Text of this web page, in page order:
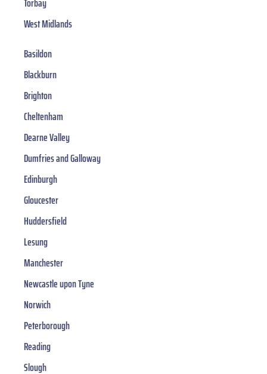
West Midlands
Basildon
Blackburn
Brighton
Cheltenham
Dearne Valley
Dumfries and Galloway
Edinburgh
Gloucester
Huddersfield
Lesung
Manchester
Newcastle upon Tyne
Norwich
Peterborough
Reading
Slough